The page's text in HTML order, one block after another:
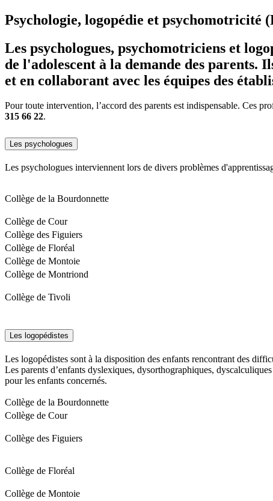
Psychologie, logopédie et psychomotricité
Les psychologues, psychomotriciens et
de l'adolescent à la demande des parents.
et en collaborant avec les équipes des
Pour toute intervention, l’accord des parents est indispensable. Ces
315 66 22.
Les psychologues
Les psychologues interviennent lors de divers problèmes
Collège de la Bourdonnette
Collège de Cour
Collège des Figuiers
Collège de Floréal
Collège de Montoie
Collège de Montriond
Collège de Tivoli
Les logopédistes
Les logopédistes sont à la disposition des enfants rencontrant des
Les parents d’enfants dyslexiques, dysorthographiques,
pour les enfants concernés.
Collège de la Bourdonnette
Collège de Cour
Collège des Figuiers
Collège de Floréal
Collège de Montoie